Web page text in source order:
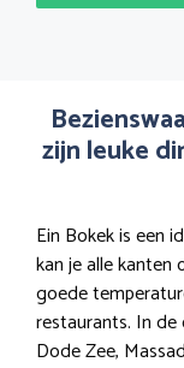
zijn leuke
Ein Bokek is een
kan je alle kanten
goede
restaurants. In
Dode Zee,